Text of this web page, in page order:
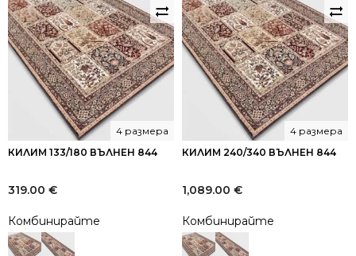
КИЛИМ 133/180 ВЪЛНЕН 844
4 размера
319.00 €
Комбинирайте
КИЛИМ 240/340 ВЪЛНЕН 844
4 размера
1,089.00 €
Комбинирайте